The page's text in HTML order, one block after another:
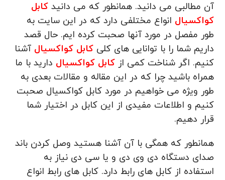
آن مطالبی می دانید. همانطور که می دانید کابل
کواکسیال انواع مختلفی دارد که در این سایت به
طور مفصل در مورد آنها صحبت کرده ایم. حال قصد
داریم شما را با توانایی های کلیکابل کواکسیال آشنا
کنیم. اگر شناخت کمی ازکابل کواکسیال دارید با ما
همراه باشید چرا که در این مقاله و مقالات بعدی به
طور ویژه می خواهیم در مورد کابل کواکسیال صحبت
کنیم و اطلاعات مفیدی از این کابل در اختیار شما
قرار دهیم.
همانطور که همگی با آن آشنا هستید وصل کردن باند
صدای دستگاه دی وی دی و یا سی دی نیاز به
استفاده از کابل های رابط دارد. کابل های رابط انواع